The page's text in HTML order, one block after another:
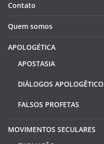
Contato
Quem somos
APOLOGÉTICA
APOSTASIA
DIÁLOGOS
FALSOS PROFETAS
MOVIMENTOS SECULARES